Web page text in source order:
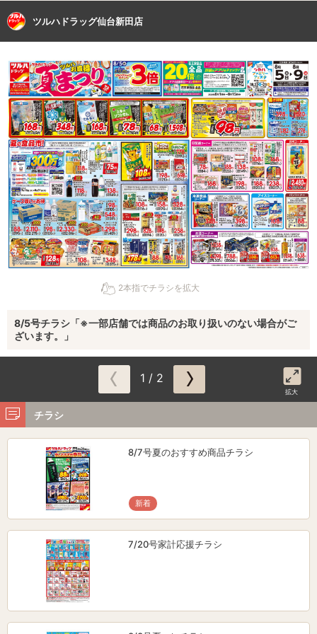
ツルハドラッグ仙台新田店
2本指でチラシを拡大
8/5号チラシ「※一部店舗では商品のお取り扱いのない場合がご
ざいます。」
1 / 2
拡大
チラシ
8/7号夏のおすすめ商品チラシ
新着
7/20号家計応援チラシ